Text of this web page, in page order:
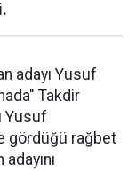
adayı Yusuf
Takdir
Yusuf
gördüğü rağbet